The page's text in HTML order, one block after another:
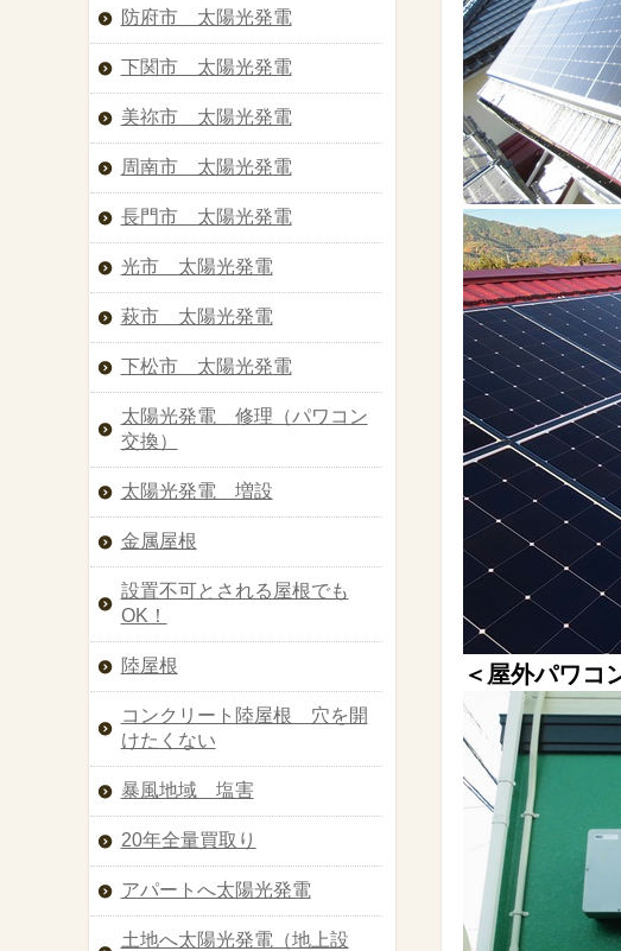
＜屋外パワコ
防府市 太陽光発電
下関市 太陽光発電
美祢市 太陽光発電
周南市 太陽光発電
長門市 太陽光発電
光市 太陽光発電
萩市 太陽光発電
下松市 太陽光発電
太陽光発電 修理（パワコン
交換）
太陽光発電 増設
金属屋根
設置不可とされる屋根でも
OK！
陸屋根
コンクリート陸屋根 穴を開
けたくない
暴風地域 塩害
20年全量買取り
アパートへ太陽光発電
土地へ太陽光発電（地上設